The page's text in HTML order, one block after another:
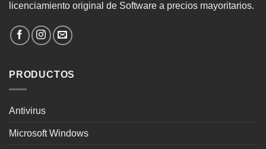
licenciamiento original de Software a precios mayoritarios.
PRODUCTOS
Antivirus
Microsoft Windows